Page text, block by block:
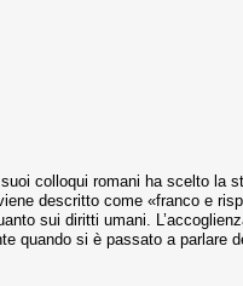
colloqui romani ha scelto la
descritto come «franco e
sui diritti umani.
si è passato a parlare